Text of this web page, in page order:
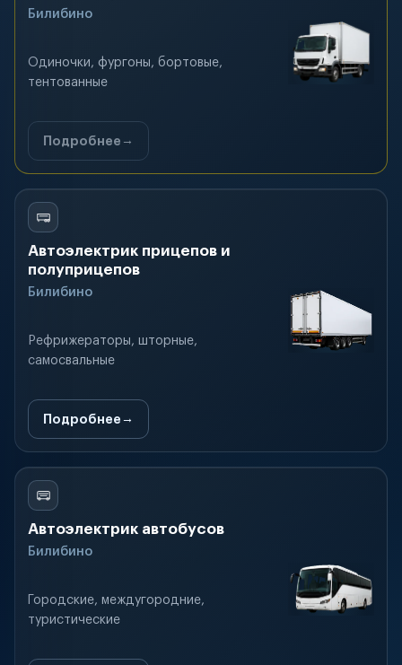
Билибино
Одиночки, фургоны, бортовые,
тентованные
Подробнее
Автоэлектрик прицепов и
полуприцепов
Билибино
Рефрижераторы, шторные,
самосвальные
Подробнее
Автоэлектрик автобусов
Билибино
Городские, междугородние,
туристические